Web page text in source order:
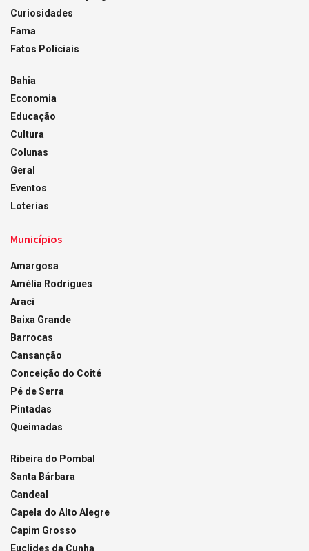
Curiosidades
Fama
Fatos Policiais
Bahia
Economia
Educação
Cultura
Colunas
Geral
Eventos
Loterias
Municípios
Amargosa
Amélia Rodrigues
Araci
Baixa Grande
Barrocas
Cansanção
Conceição do Coité
Pé de Serra
Pintadas
Queimadas
Ribeira do Pombal
Santa Bárbara
Candeal
Capela do Alto Alegre
Capim Grosso
Euclides da Cunha